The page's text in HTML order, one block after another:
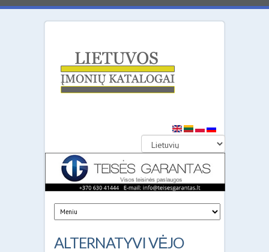
Lietuvos
įmonių
katalogai
ALTERNATYVI VĖJO